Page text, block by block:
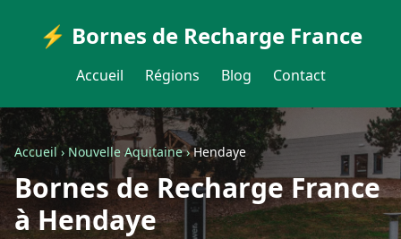
⚡ Bornes de Recharge France
Accueil Régions Blog Contact
Accueil›Nouvelle Aquitaine›Hendaye
Bornes de Recharge France
à Hendaye